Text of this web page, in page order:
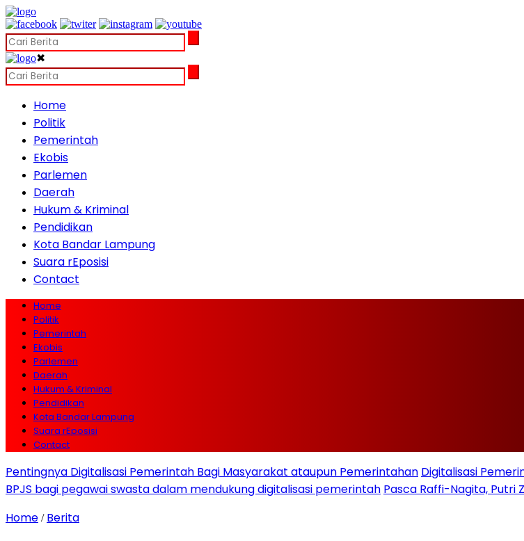
✖
Home
Politik
Pemerintah
Ekobis
Parlemen
Daerah
Hukum & Kriminal
Pendidikan
Kota Bandar Lampung
Suara rEposisi
Contact
Home
Politik
Pemerintah
Ekobis
Parlemen
Daerah
Hukum & Kriminal
Pendidikan
Kota Bandar Lampung
Suara rEposisi
Contact
Pentingnya Digitalisasi Pemerintah Bagi Masyarakat ataupun Pemerintahan Digitalisasi
BPJS bagi pegawai swasta dalam mendukung digitalisasi pemerintah Pasca Raffi-Nagita, Putri
Home / Berita